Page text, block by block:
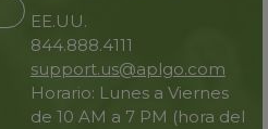
EE.UU.
844.888.4111
support.us@aplgo.com
Horario: Lunes a Viernes
de 10 AM a 7 PM (hora del